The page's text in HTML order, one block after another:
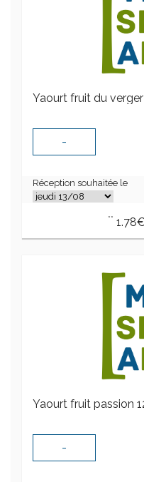
Yaourt fruit du
-
Réception souhaitée le
**
Yaourt fruit passion
-